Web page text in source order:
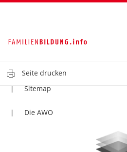
Seite drucken
Impressum
Sitemap
Die AWO